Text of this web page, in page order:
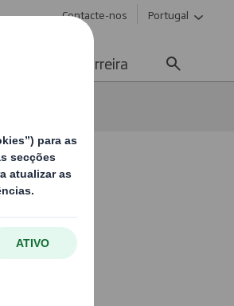
Contacte-nos Portugal
Carreira